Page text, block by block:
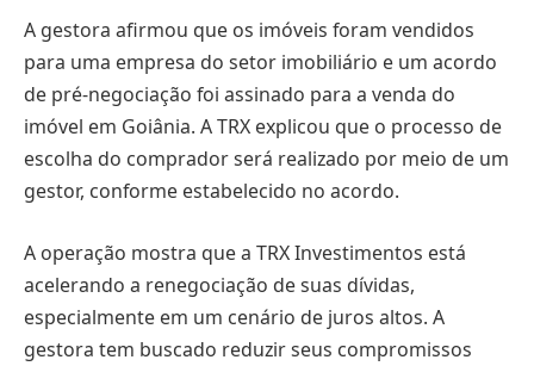
A gestora afirmou que os imóveis foram vendidos
para uma empresa do setor imobiliário e um acordo
de pré-negociação foi assinado para a venda do
imóvel em Goiânia. A TRX explicou que o processo de
escolha do comprador será realizado por meio de um
gestor, conforme estabelecido no acordo.
A operação mostra que a TRX Investimentos está
acelerando a renegociação de suas dívidas,
especialmente em um cenário de juros altos. A
gestora tem buscado reduzir seus compromissos